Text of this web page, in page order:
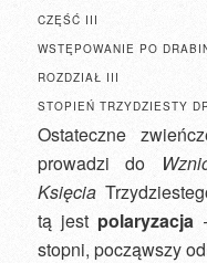
CZĘŚĆ III
WSTĘPOWANIE PO
ROZDZIAŁ III
STOPIEŃ TRZYDZIESTY
Ostateczne
prowadzi do
Księcia
tą jest polaryzacja
stopni, począwszy